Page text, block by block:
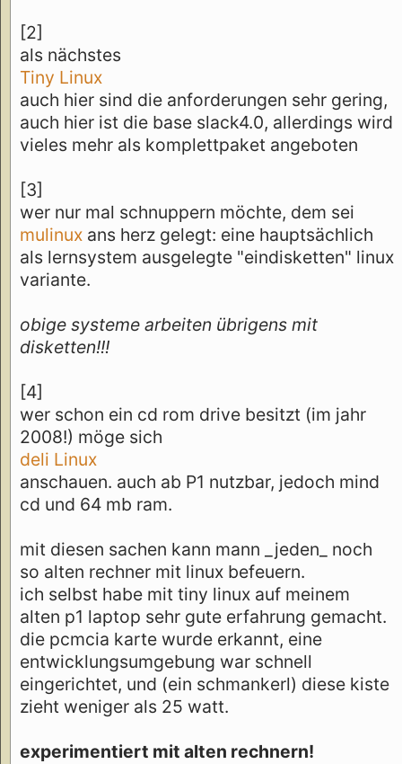
[2]
als nächstes
Tiny Linux
auch hier sind die anforderungen sehr gering,
auch hier ist die base slack4.0, allerdings wird
vieles mehr als komplettpaket angeboten
[3]
wer nur mal schnuppern möchte, dem sei
mulinux ans herz gelegt: eine hauptsächlich
als lernsystem ausgelegte "eindisketten" linux
variante.
obige systeme arbeiten übrigens mit
disketten!!!
[4]
wer schon ein cd rom drive besitzt (im jahr
2008!) möge sich
deli Linux
anschauen. auch ab P1 nutzbar, jedoch mind
cd und 64 mb ram.
mit diesen sachen kann mann _jeden_ noch
so alten rechner mit linux befeuern.
ich selbst habe mit tiny linux auf meinem
alten p1 laptop sehr gute erfahrung gemacht.
die pcmcia karte wurde erkannt, eine
entwicklungsumgebung war schnell
eingerichtet, und (ein schmankerl) diese kiste
zieht weniger als 25 watt.
experimentiert mit alten rechnern!